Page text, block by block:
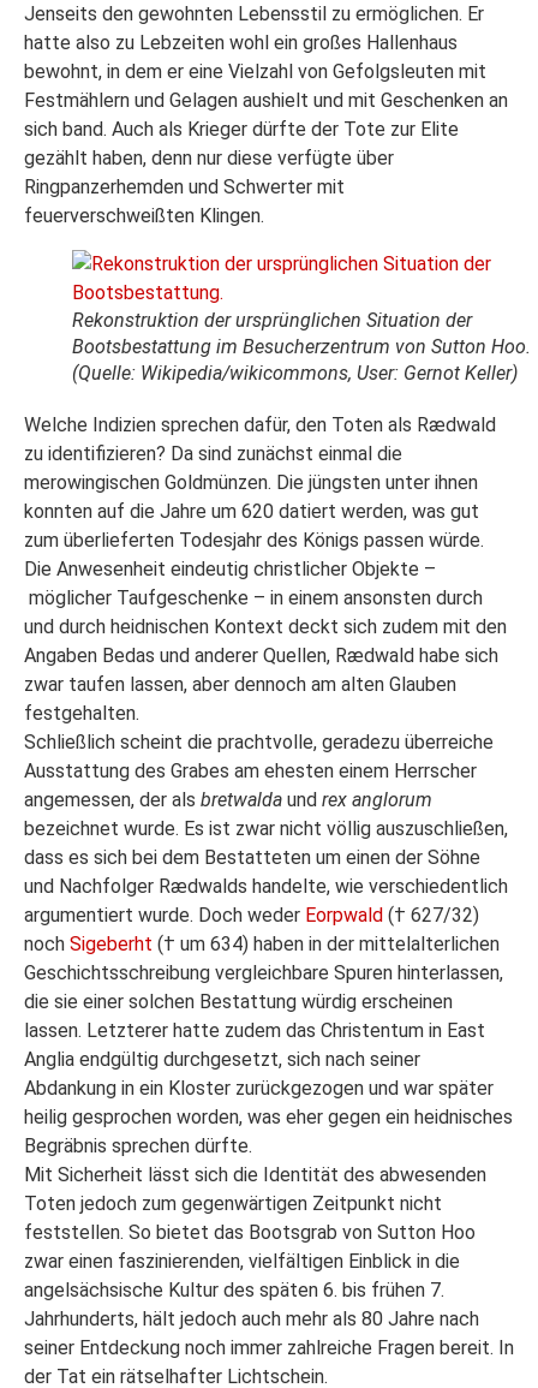
Jenseits den gewohnten Lebensstil zu ermöglichen. Er
hatte also zu Lebzeiten wohl ein großes Hallenhaus
bewohnt, in dem er eine Vielzahl von Gefolgsleuten mit
Festmählern und Gelagen aushielt und mit Geschenken an
sich band. Auch als Krieger dürfte der Tote zur Elite
gezählt haben, denn nur diese verfügte über
Ringpanzerhemden und Schwerter mit
feuerverschweißten Klingen.
Rekonstruktion der ursprünglichen Situation der
Bootsbestattung im Besucherzentrum von Sutton Hoo.
(Quelle: Wikipedia/wikicommons, User: Gernot Keller)
Welche Indizien sprechen dafür, den Toten als Rædwald
zu identifizieren? Da sind zunächst einmal die
merowingischen Goldmünzen. Die jüngsten unter ihnen
konnten auf die Jahre um 620 datiert werden, was gut
zum überlieferten Todesjahr des Königs passen würde.
Die Anwesenheit eindeutig christlicher Objekte –
möglicher Taufgeschenke – in einem ansonsten durch
und durch heidnischen Kontext deckt sich zudem mit den
Angaben Bedas und anderer Quellen, Rædwald habe sich
zwar taufen lassen, aber dennoch am alten Glauben
festgehalten.
Schließlich scheint die prachtvolle, geradezu überreiche
Ausstattung des Grabes am ehesten einem Herrscher
angemessen, der als bretwalda und rex anglorum
bezeichnet wurde. Es ist zwar nicht völlig auszuschließen,
dass es sich bei dem Bestatteten um einen der Söhne
und Nachfolger Rædwalds handelte, wie verschiedentlich
argumentiert wurde. Doch weder Eorpwald († 627/32)
noch Sigeberht († um 634) haben in der mittelalterlichen
Geschichtsschreibung vergleichbare Spuren hinterlassen,
die sie einer solchen Bestattung würdig erscheinen
lassen. Letzterer hatte zudem das Christentum in East
Anglia endgültig durchgesetzt, sich nach seiner
Abdankung in ein Kloster zurückgezogen und war später
heilig gesprochen worden, was eher gegen ein heidnisches
Begräbnis sprechen dürfte.
Mit Sicherheit lässt sich die Identität des abwesenden
Toten jedoch zum gegenwärtigen Zeitpunkt nicht
feststellen. So bietet das Bootsgrab von Sutton Hoo
zwar einen faszinierenden, vielfältigen Einblick in die
angelsächsische Kultur des späten 6. bis frühen 7.
Jahrhunderts, hält jedoch auch mehr als 80 Jahre nach
seiner Entdeckung noch immer zahlreiche Fragen bereit. In
der Tat ein rätselhafter Lichtschein.